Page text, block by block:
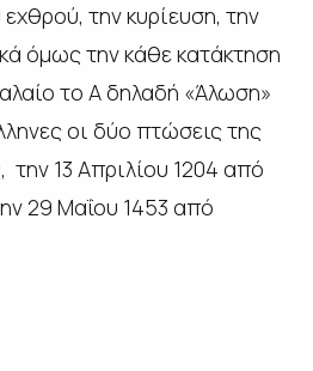
την κυρίευση, την
όμως την κάθε κατάκτηση
το Α δηλαδή «Άλωση»
οι δύο πτώσεις της
13 Απριλίου 1204 από
29 Μαΐου 1453 από